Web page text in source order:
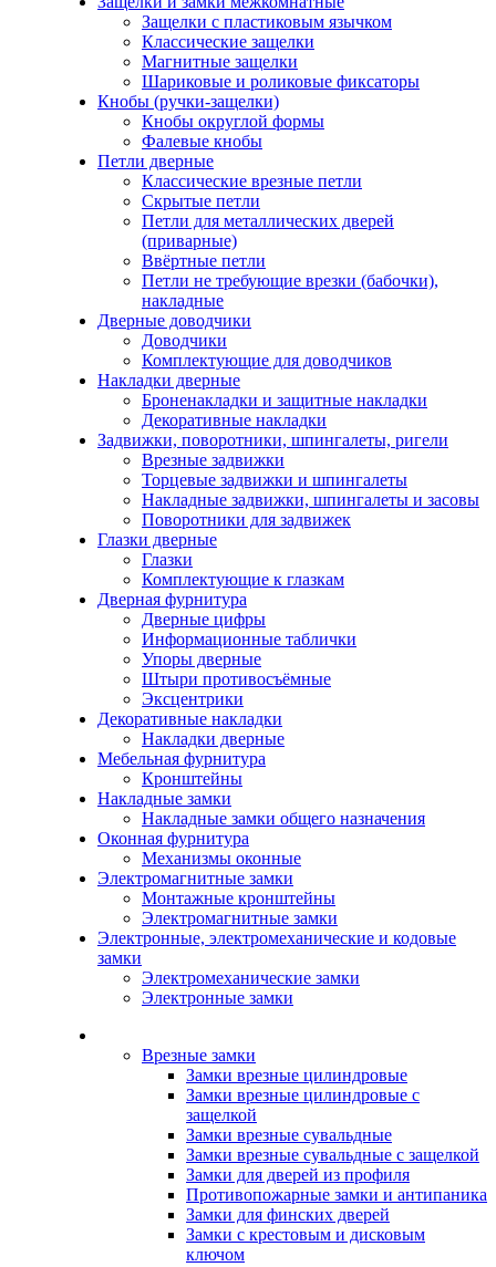
Защелки с пластиковым язычком
Классические защелки
Магнитные защелки
Шариковые и роликовые фиксаторы
Кнобы (ручки-защелки)
Кнобы округлой формы
Фалевые кнобы
Петли дверные
Классические врезные петли
Скрытые петли
Петли для металлических дверей
(приварные)
Ввёртные петли
Петли не требующие врезки (бабочки),
накладные
Дверные доводчики
Доводчики
Комплектующие для доводчиков
Накладки дверные
Броненакладки и защитные накладки
Декоративные накладки
Задвижки, поворотники, шпингалеты, ригели
Врезные задвижки
Торцевые задвижки и шпингалеты
Накладные задвижки, шпингалеты и засовы
Поворотники для задвижек
Глазки дверные
Глазки
Комплектующие к глазкам
Дверная фурнитура
Дверные цифры
Информационные таблички
Упоры дверные
Штыри противосъёмные
Эксцентрики
Декоративные накладки
Накладки дверные
Мебельная фурнитура
Кронштейны
Накладные замки
Накладные замки общего назначения
Оконная фурнитура
Механизмы оконные
Электромагнитные замки
Монтажные кронштейны
Электромагнитные замки
Электронные, электромеханические и кодовые
замки
Электромеханические замки
Электронные замки
Врезные замки
Замки врезные цилиндровые
Замки врезные цилиндровые с
защелкой
Замки врезные сувальдные
Замки врезные сувальдные с защелкой
Замки для дверей из профиля
Противопожарные замки и антипаника
Замки для финских дверей
Замки с крестовым и дисковым
ключом